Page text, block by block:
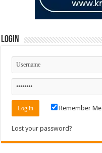
Login
Remember Me
Lost your password?